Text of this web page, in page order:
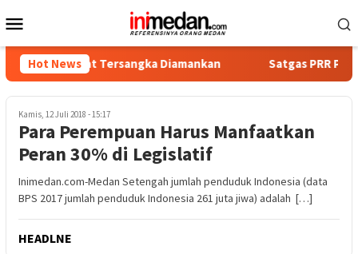
ke
Mobile
Hot News
Empat Tersangka Diamankan Satgas PRR Pacu
Kamis, 12 Juli 2018 - 15:17
Para Perempuan Harus Manfaatkan
Peran 30% di Legislatif
Inimedan.com-Medan Setengah jumlah penduduk Indonesia (data
BPS 2017 jumlah penduduk Indonesia 261 juta jiwa) adalah […]
HEADLNE